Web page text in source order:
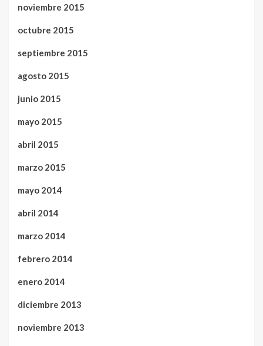
noviembre 2015
octubre 2015
septiembre 2015
agosto 2015
junio 2015
mayo 2015
abril 2015
marzo 2015
mayo 2014
abril 2014
marzo 2014
febrero 2014
enero 2014
diciembre 2013
noviembre 2013